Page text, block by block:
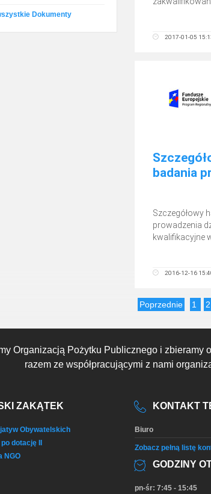
2017-01-05
badania
Szczegółowy
prowadzenia
kwalifikacyjne
2016-12-16
Poprzednie 1 2
Dokumenty
Organizacją Pożytku Publicznego i zbieramy
razem ze współpracującymi z nami
ZAKĄTEK
Obywatelskich
dotację II
NGO
KONTAKT
Biuro
Zobacz pełną listę
GODZINY
pn-śr: 7:45 - 15:45